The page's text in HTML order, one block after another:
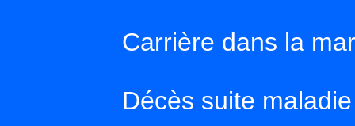
Carrière dans la
Décès suite maladie